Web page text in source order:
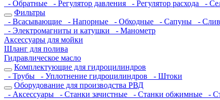
- Обратные
- Регулятор давления - Регулятор расхода
-
Фильтры
- Всасывающие
- Напорные - Обходные - Сапуны -
- Электромагниты и катушки
- Манометр
Аксессуары для мойки
Шланг для полива
Гидравлическое масло
Комплектующие для гидроцилиндров
- Трубы
- Уплотнение гидроцилиндров
- Штоки
Оборудование для производства РВД
- Аксессуары
- Станки зачистные - Станки обжимные -